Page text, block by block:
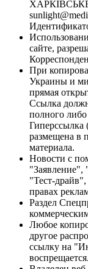
ХАРКІВСЬКЕ
сайте,
При
Украины и
прямая
Ссылка
полного либо
Гиперссылка
размещена в
материала.
Новости с
"Тест-
правах
Раздел
Любое
другое
ссылку на
воспрещается.